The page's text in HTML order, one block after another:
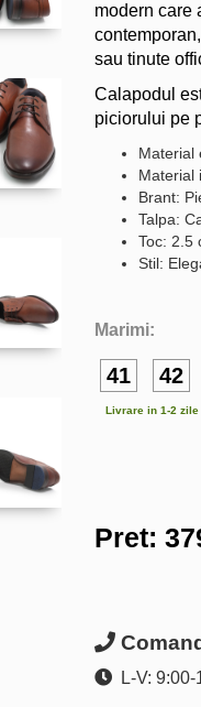
modern care
sau tinute
Calapodul
piciorului pe
Material
Material
Brant:
Talpa:
Toc: 2.5
Stil:
Marimi:
41 42
Livrare in 1-2
Pret:
L-V: 9:00-